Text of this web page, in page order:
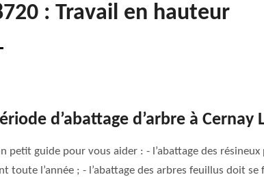
: Travail en hauteur
d’abattage d’arbre à Cernay
petit guide pour vous aider : - l’abattage des résineux
toute l’année ; - l’abattage des arbres feuillus doit se